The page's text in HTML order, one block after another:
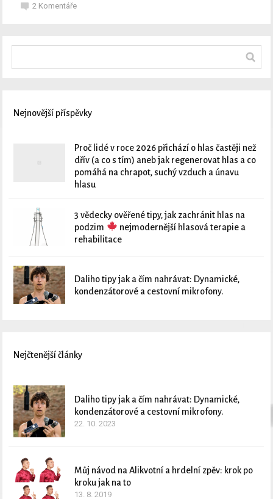
2 Komentáře
Nejnovější příspěvky
Proč lidé v roce 2026 přichází o hlas častěji než
dřív (a co s tím) aneb jak regenerovat hlas a co
pomáhá na chrapot, suchý vzduch a únavu
hlasu
3 vědecky ověřené tipy, jak zachránit hlas na
podzim
nejmodernější hlasová terapie a
rehabilitace
Daliho tipy jak a čím nahrávat: Dynamické,
kondenzátorové a cestovní mikrofony.
Nejčtenější články
Daliho tipy jak a čím nahrávat: Dynamické,
kondenzátorové a cestovní mikrofony.
22. 10. 2023
Můj návod na Alikvotní a hrdelní zpěv: krok po
kroku jak na to
13. 8. 2019